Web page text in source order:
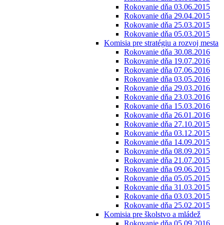
Rokovanie dňa 03.06.2015
Rokovanie dňa 29.04.2015
Rokovanie dňa 25.03.2015
Rokovanie dňa 05.03.2015
Komisia pre stratégiu a rozvoj mesta
Rokovanie dňa 30.08.2016
Rokovanie dňa 19.07.2016
Rokovanie dňa 07.06.2016
Rokovanie dňa 03.05.2016
Rokovanie dňa 29.03.2016
Rokovanie dňa 23.03.2016
Rokovanie dňa 15.03.2016
Rokovanie dňa 26.01.2016
Rokovanie dňa 27.10.2015
Rokovanie dňa 03.12.2015
Rokovanie dňa 14.09.2015
Rokovanie dňa 08.09.2015
Rokovanie dňa 21.07.2015
Rokovanie dňa 09.06.2015
Rokovanie dňa 05.05.2015
Rokovanie dňa 31.03.2015
Rokovanie dňa 03.03.2015
Rokovanie dňa 25.02.2015
Komisia pre školstvo a mládež
Rokovanie dňa 05.09.2016